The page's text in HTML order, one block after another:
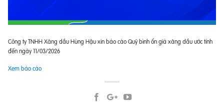
Công ty TNHH Xăng dầu Hùng Hậu xin báo cáo Quỹ bình ổn giá xăng dầu ước tính
đến ngày 11/03/2026
Xem báo cáo